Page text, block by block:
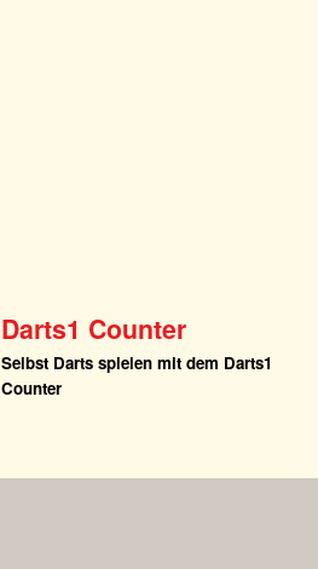
Darts1 Counter
Selbst Darts spielen mit dem Darts1
Counter